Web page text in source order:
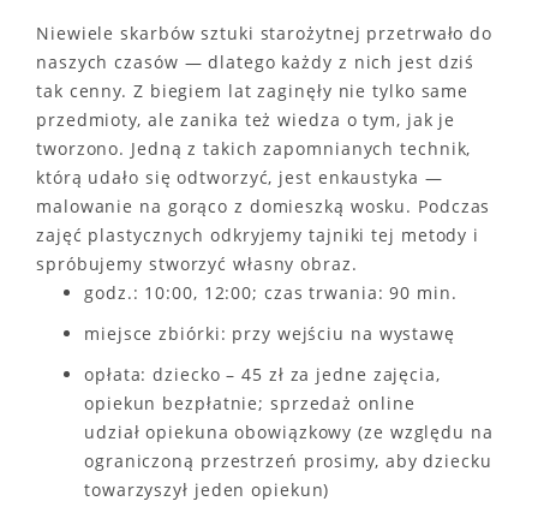
Niewiele skarbów sztuki starożytnej przetrwało do
naszych czasów — dlatego każdy z nich jest dziś
tak cenny. Z biegiem lat zaginęły nie tylko same
przedmioty, ale zanika też wiedza o tym, jak je
tworzono. Jedną z takich zapomnianych technik,
którą udało się odtworzyć, jest enkaustyka —
malowanie na gorąco z domieszką wosku. Podczas
zajęć plastycznych odkryjemy tajniki tej metody i
spróbujemy stworzyć własny obraz.
godz.: 10:00, 12:00; czas trwania: 90 min.
miejsce zbiórki: przy wejściu na wystawę
opłata: dziecko – 45 zł za jedne zajęcia,
opiekun bezpłatnie; sprzedaż online
udział opiekuna obowiązkowy (ze względu na
ograniczoną przestrzeń prosimy, aby dziecku
towarzyszył jeden opiekun)